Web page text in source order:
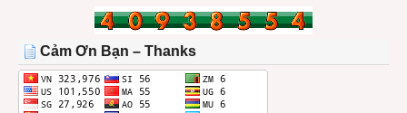
THÁNG
Cảm Ơn Bạn – Thanks